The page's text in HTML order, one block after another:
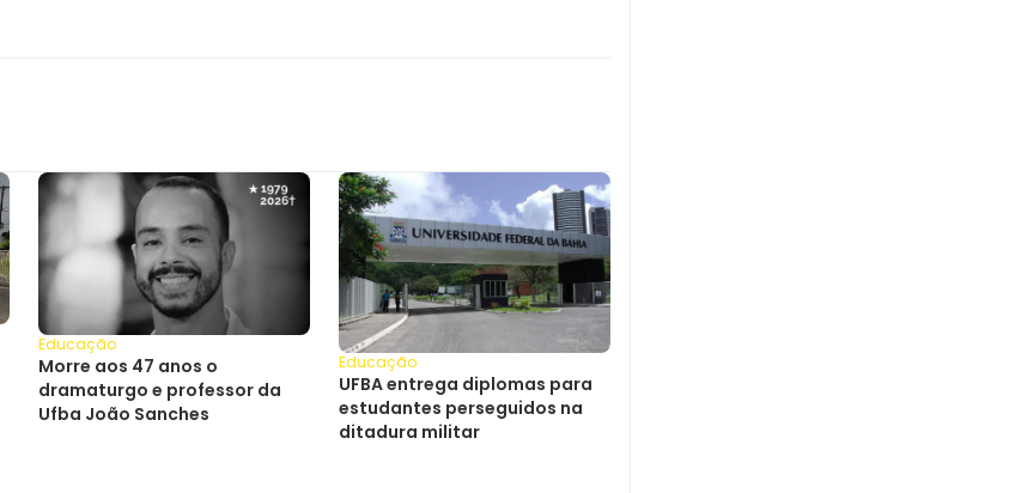
Educação
Morre aos 47 anos o
dramaturgo e professor da
Ufba João Sanches
Educação
UFBA entrega diplomas para
estudantes perseguidos na
ditadura militar